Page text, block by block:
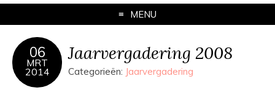
MENU
06
MRT
2014
Jaarvergadering 2008
Categorieën: Jaarvergadering